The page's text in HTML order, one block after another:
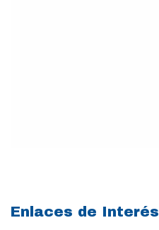
Enlaces de Interés